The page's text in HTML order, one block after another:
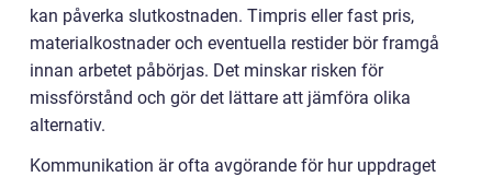
kan påverka slutkostnaden. Timpris eller fast pris,
materialkostnader och eventuella restider bör framgå
innan arbetet påbörjas. Det minskar risken för
missförstånd och gör det lättare att jämföra olika
alternativ.
Kommunikation är ofta avgörande för hur uppdraget